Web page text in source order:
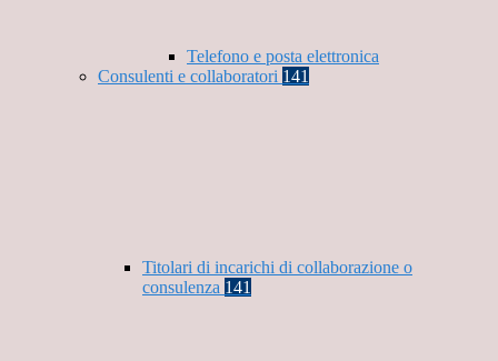
Telefono e posta elettronica
Consulenti e collaboratori 141
Titolari di incarichi di collaborazione o
consulenza 141